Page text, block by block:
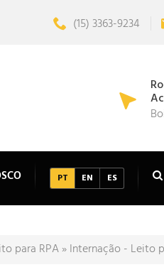
(15) 3363-9234
PT EN ES
para RPA»Internação - Leito